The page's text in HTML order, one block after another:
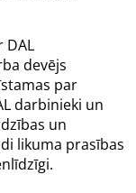
DAL
devējs
par
darbinieki un
un
likuma prasības